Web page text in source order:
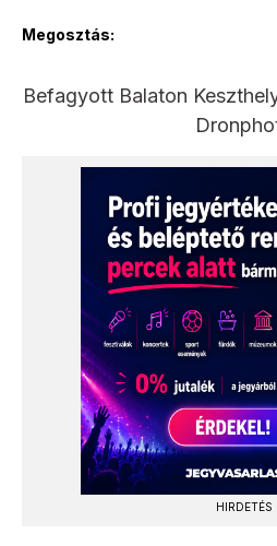
Megosztás:
Befagyott Balaton
HIRDETÉS